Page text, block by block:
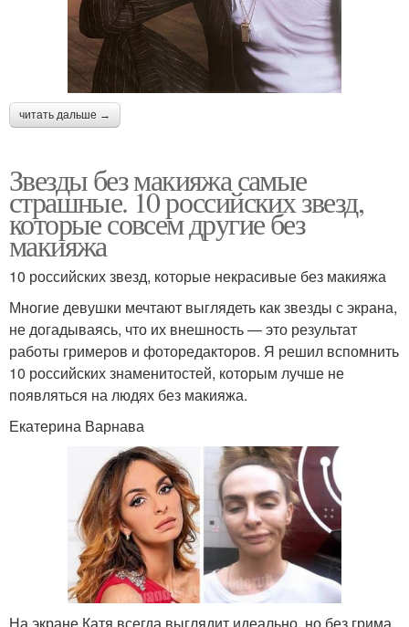
читать дальше →
Звезды без макияжа самые
страшные. 10 российских звезд,
которые совсем другие без
макияжа
10 российских звезд, которые некрасивые без макияжа
Многие девушки мечтают выглядеть как звезды с экрана,
не догадываясь, что их внешность — это результат
работы гримеров и фоторедакторов. Я решил вспомнить
10 российских знаменитостей, которым лучше не
появляться на людях без макияжа.
Екатерина Варнава
На экране Катя всегда выглядит идеально, но без грима